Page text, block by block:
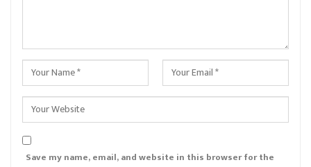
Save my name, email, and website in this browser for the